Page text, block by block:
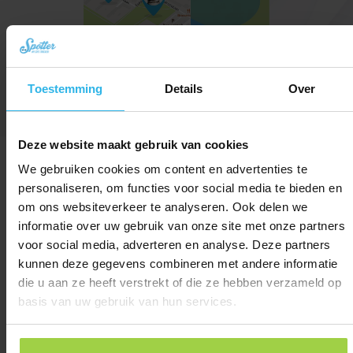
Toestemming Details Over
Deze website maakt gebruik van cookies
We gebruiken cookies om content en advertenties te
personaliseren, om functies voor social media te bieden en
om ons websiteverkeer te analyseren. Ook delen we
informatie over uw gebruik van onze site met onze partners
voor social media, adverteren en analyse. Deze partners
kunnen deze gegevens combineren met andere informatie
die u aan ze heeft verstrekt of die ze hebben verzameld op
basis van uw gebruik van hun services.
Przyjazna dla użytkownika aplikacja
dla młodych i starszych
Lokalizacje na mapie
Zawsze masz wgląd w najnowsze
lokalizacje.